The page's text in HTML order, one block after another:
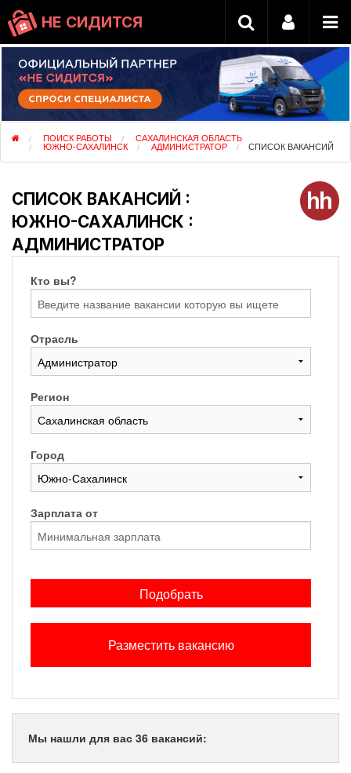
НЕ СИДИТСЯ
ПОИСК РАБОТЫ САХАЛИНСКАЯ ОБЛАСТЬ
ЮЖНО-САХАЛИНСК АДМИНИСТРАТОР СПИСОК ВАКАНСИЙ
СПИСОК ВАКАНСИЙ :
ЮЖНО-САХАЛИНСК :
АДМИНИСТРАТОР
Кто вы?
Отрасль
Регион
Город
Зарплата от
Подобрать
Разместить вакансию
Мы нашли для вас 36 вакансий: